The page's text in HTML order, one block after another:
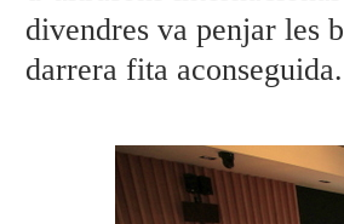
divendres va penjar les
darrera fita aconseguida.